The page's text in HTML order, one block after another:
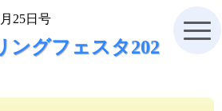
25日号
ングフェスタ202